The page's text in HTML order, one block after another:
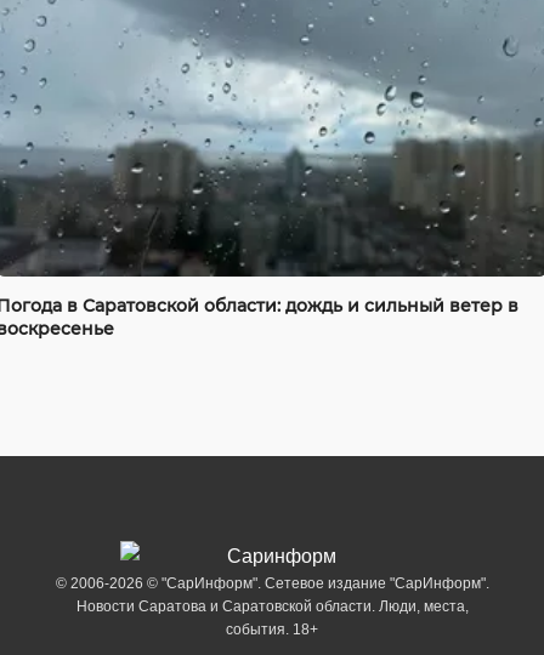
в Саратовской области: дождь и сильный ветер в
© 2006-2026 © "СарИнформ". Сетевое издание "СарИнформ".
Новости Саратова и Саратовской области. Люди, места,
события. 18+